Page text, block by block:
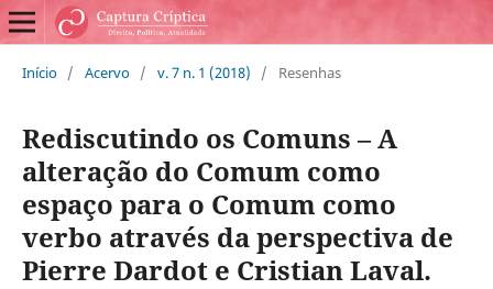
Início / Acervo / v. 7 n. 1 (2018) / Resenhas
Rediscutindo os Comuns – A
alteração do Comum como
espaço para o Comum como
verbo através da perspectiva de
Pierre Dardot e Cristian Laval.